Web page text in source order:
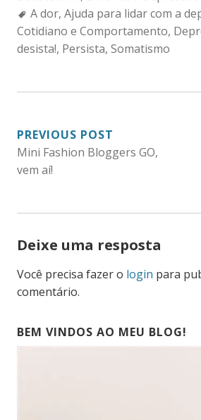
Tags:
A dor, Ajuda para lidar com a
Cotidiano e Comportamento,
desista!, Persista, Somatismo
NAVEGAÇÃO
DE
PREVIOUS POST
Mini Fashion Bloggers GO,
vem aí!
Deixe uma resposta
Você precisa fazer o login para
comentário.
BEM VINDOS AO MEU BLOG!